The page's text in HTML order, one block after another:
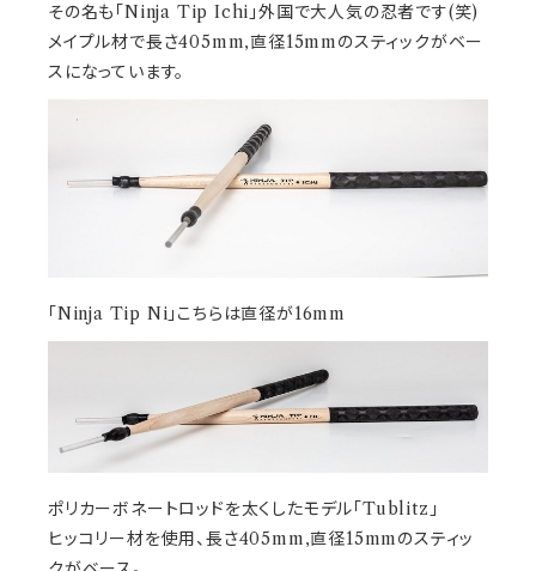
その名も「Ninja Tip Ichi」外国で大人気の忍者です(笑)
メイプル材で長さ405mm,直径15mmのスティックがベー
スになっています。
「Ninja Tip Ni」こちらは直径が16mm
ポリカーボネートロッドを太くしたモデル「Tublitz」
ヒッコリー材を使用、長さ405mm,直径15mmのスティッ